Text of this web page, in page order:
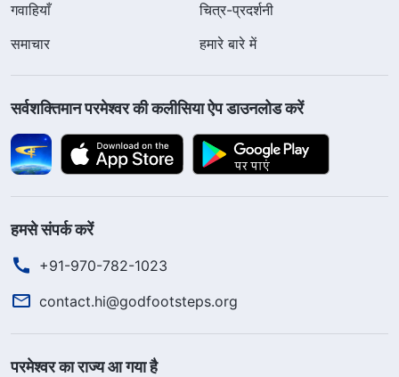
गवाहियाँ
चित्र-प्रदर्शनी
समाचार
हमारे बारे में
सर्वशक्तिमान परमेश्वर की कलीसिया ऐप डाउनलोड करें
हमसे संपर्क करें
+91-970-782-1023
contact.hi@godfootsteps.org
परमेश्वर का राज्य आ गया है